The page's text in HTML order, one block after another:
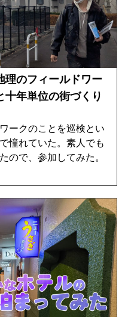
理のフィールドワー
年単位の街づくり
ークのことを巡検とい
憧れていた。素人でも
ので、参加してみた。